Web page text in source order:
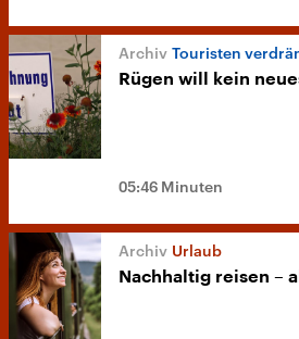
Touristen
Rügen will kein
05:46 Minuten
Urlaub
Nachhaltig reisen –